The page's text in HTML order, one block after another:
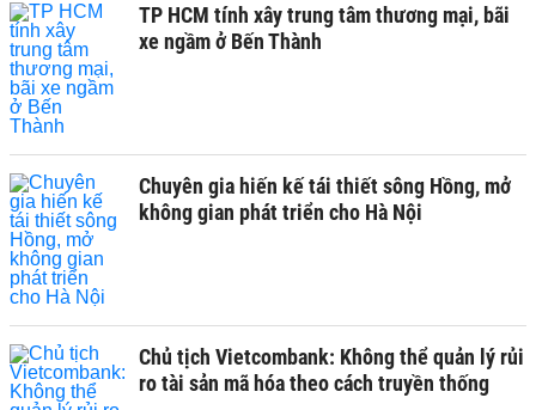
TP HCM tính xây trung tâm thương mại, bãi
xe ngầm ở Bến Thành
Chuyên gia hiến kế tái thiết sông Hồng, mở
không gian phát triển cho Hà Nội
Chủ tịch Vietcombank: Không thể quản lý rủi
ro tài sản mã hóa theo cách truyền thống